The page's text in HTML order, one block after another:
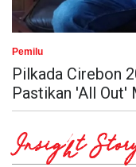
Pemilu
Pilkada Cirebon
Pastikan 'All Out'
Insight